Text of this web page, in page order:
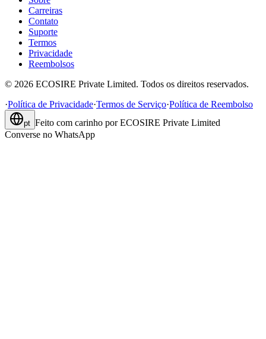
Carreiras
Contato
Suporte
Termos
Privacidade
Reembolsos
© 2026 ECOSIRE Private Limited. Todos os direitos reservados.
·Política de Privacidade·Termos de Serviço·Política de Reembolso
pt Feito com carinho por ECOSIRE Private Limited
Converse no WhatsApp